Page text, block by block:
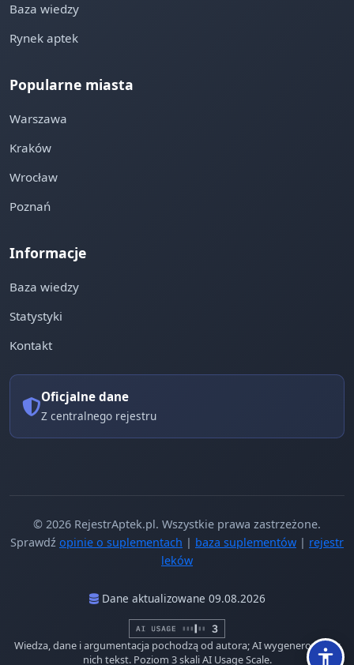
Baza wiedzy
Rynek aptek
Popularne miasta
Warszawa
Kraków
Wrocław
Poznań
Informacje
Baza wiedzy
Statystyki
Kontakt
Oficjalne dane
Z centralnego rejestru
© 2026 RejestrAptek.pl. Wszystkie prawa zastrzeżone.
Sprawdź opinie o suplementach | baza suplementów | rejestr
leków
Dane aktualizowane 09.08.2026
Wiedza, dane i argumentacja pochodzą od autora; AI wygenerowało z
nich tekst. Poziom 3 skali AI Usage Scale.